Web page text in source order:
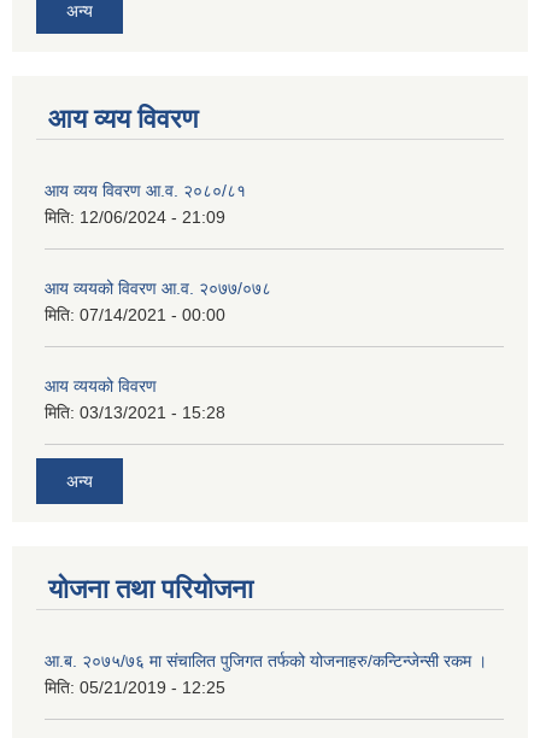
अन्य
आय व्यय विवरण
आय व्यय विवरण आ.व. २०८०/८१
मिति: 12/06/2024 - 21:09
आय व्ययको विवरण आ.व. २०७७/०७८
मिति: 07/14/2021 - 00:00
आय व्ययको विवरण
मिति: 03/13/2021 - 15:28
अन्य
योजना तथा परियोजना
आ.ब. २०७५/७६ मा संचालित पुजिगत तर्फको योजनाहरु/कन्टिन्जेन्सी रकम ।
मिति: 05/21/2019 - 12:25